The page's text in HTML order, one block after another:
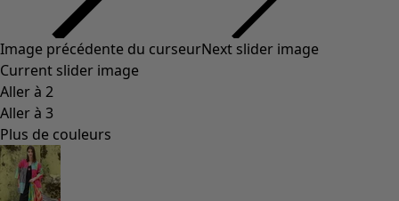
Styles de vétements
Vêtements en lin
Robes de style hippie
Grandes Tailles
À fleurs
Vêtements hippies
Une mode scandinave
Superpositions